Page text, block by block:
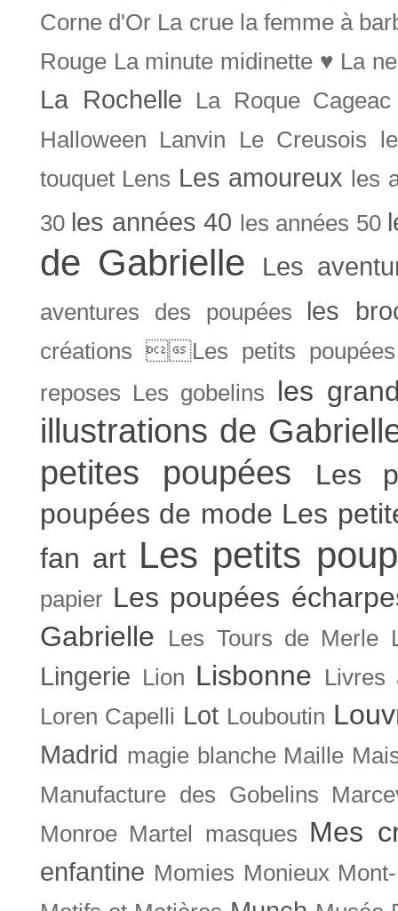
Corne d'Or La crue la femme à
Rouge La minute midinette ♥ La
La Rochelle
La Roque Cageac
Halloween
Lanvin Le Creusois
touquet Lens Les amoureux les
30 les années 40 les années 50
de Gabrielle Les
aventures des poupées les
créations Les petits
reposes Les gobelins les
illustrations de
petites poupées
Les
poupées de mode Les
fan art Les petits
papier Les poupées
Gabrielle
Les Tours de Merle
Lingerie Lion Lisbonne
Livres
Loren Capelli Lot Louboutin
Madrid magie blanche Maille
Manufacture des Gobelins
Monroe Martel masques Mes
enfantine Momies Monieux